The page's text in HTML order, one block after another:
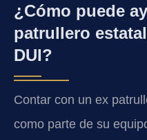
¿Cómo puede
patrullero
DUI?
Contar con un ex
como parte de su